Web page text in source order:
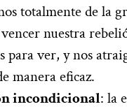
totalmente de la
nuestra
para ver, y nos
manera eficaz.
incondicional: la